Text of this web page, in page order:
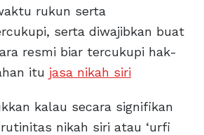
rukun serta
serta diwajibkan buat
resmi biar tercukupi hak-
itu jasa nikah siri
kalau secara signifikan
nikah siri atau ‘urfi